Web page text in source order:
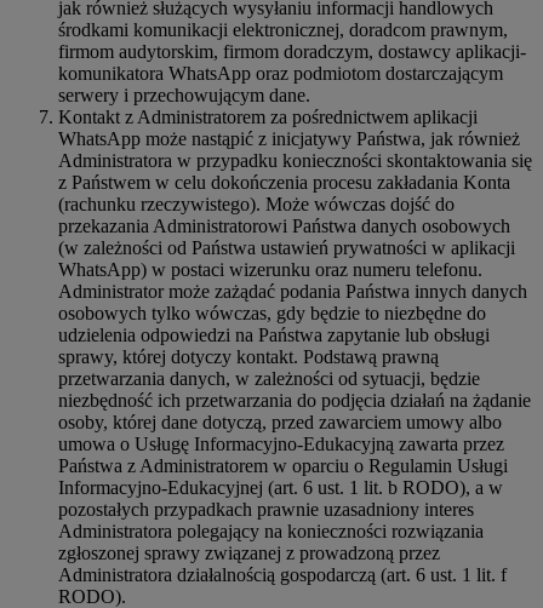
jak również służących wysyłaniu informacji handlowych
środkami komunikacji elektronicznej, doradcom prawnym,
firmom audytorskim, firmom doradczym, dostawcy aplikacji-
komunikatora WhatsApp oraz podmiotom dostarczającym
serwery i przechowującym dane.
Kontakt z Administratorem za pośrednictwem aplikacji
WhatsApp może nastąpić z inicjatywy Państwa, jak również
Administratora w przypadku konieczności skontaktowania się
z Państwem w celu dokończenia procesu zakładania Konta
(rachunku rzeczywistego). Może wówczas dojść do
przekazania Administratorowi Państwa danych osobowych
(w zależności od Państwa ustawień prywatności w aplikacji
WhatsApp) w postaci wizerunku oraz numeru telefonu.
Administrator może zażądać podania Państwa innych danych
osobowych tylko wówczas, gdy będzie to niezbędne do
udzielenia odpowiedzi na Państwa zapytanie lub obsługi
sprawy, której dotyczy kontakt. Podstawą prawną
przetwarzania danych, w zależności od sytuacji, będzie
niezbędność ich przetwarzania do podjęcia działań na żądanie
osoby, której dane dotyczą, przed zawarciem umowy albo
umowa o Usługę Informacyjno-Edukacyjną zawarta przez
Państwa z Administratorem w oparciu o Regulamin Usługi
Informacyjno-Edukacyjnej (art. 6 ust. 1 lit. b RODO), a w
pozostałych przypadkach prawnie uzasadniony interes
Administratora polegający na konieczności rozwiązania
zgłoszonej sprawy związanej z prowadzoną przez
Administratora działalnością gospodarczą (art. 6 ust. 1 lit. f
RODO).